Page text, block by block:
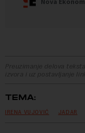
Preuzimanje delova
izvora i uz postavljanje
TEMA:
IRENA VUJOVIĆ JADAR